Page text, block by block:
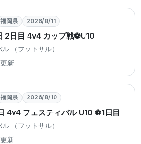
福岡県 2026/8/11
2日目 4v4 カップ戦⚽️U10
（フットサル）
更新
福岡県 2026/8/10
4v4 フェスティバル U10 ⚽️1日目
（フットサル）
更新